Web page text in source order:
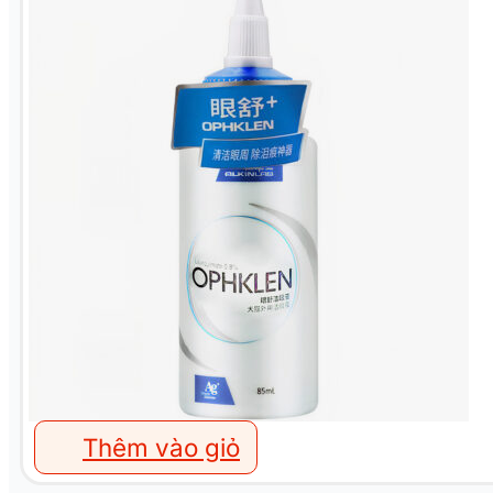
Thêm vào giỏ